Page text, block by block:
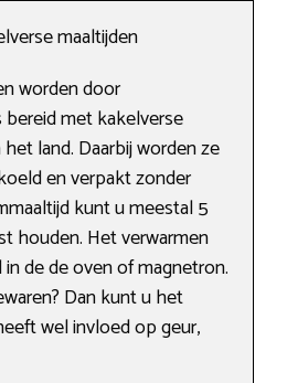
maaltijden
worden door
met kakelverse
land. Daarbij worden ze
en verpakt zonder
kunt u meestal 5
houden. Het verwarmen
de de oven of magnetron.
Dan kunt u het
wel invloed op geur,